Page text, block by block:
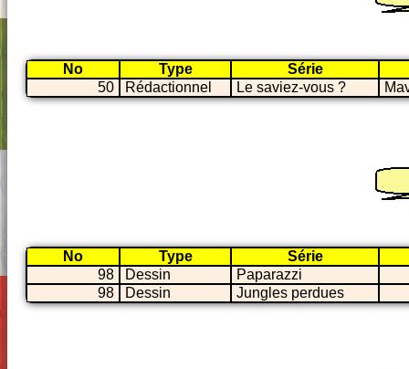
No Type
Série
50
Rédactionnel Le saviez-vous ?
No Type
Série
98
Dessin
Paparazzi
98
Dessin Jungles perdues